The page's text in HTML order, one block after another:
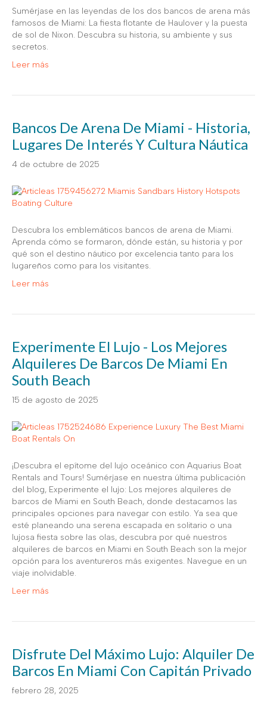
Sumérjase en las leyendas de los dos bancos de arena más
famosos de Miami: La fiesta flotante de Haulover y la puesta
de sol de Nixon. Descubra su historia, su ambiente y sus
secretos.
Leer más
Bancos De Arena De Miami - Historia,
Lugares De Interés Y Cultura Náutica
4 de octubre de 2025
Descubra los emblemáticos bancos de arena de Miami.
Aprenda cómo se formaron, dónde están, su historia y por
qué son el destino náutico por excelencia tanto para los
lugareños como para los visitantes.
Leer más
Experimente El Lujo - Los Mejores
Alquileres De Barcos De Miami En
South Beach
15 de agosto de 2025
¡Descubra el epítome del lujo oceánico con Aquarius Boat
Rentals and Tours! Sumérjase en nuestra última publicación
del blog, Experimente el lujo: Los mejores alquileres de
barcos de Miami en South Beach, donde destacamos las
principales opciones para navegar con estilo. Ya sea que
esté planeando una serena escapada en solitario o una
lujosa fiesta sobre las olas, descubra por qué nuestros
alquileres de barcos en Miami en South Beach son la mejor
opción para los aventureros más exigentes. Navegue en un
viaje inolvidable.
Leer más
Disfrute Del Máximo Lujo: Alquiler De
Barcos En Miami Con Capitán Privado
febrero 28, 2025